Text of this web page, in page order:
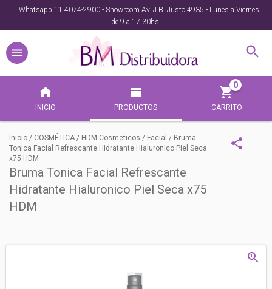
Whatsapp 11 4074-2900 - Showroom Av. J.B. Justo 4935 - Lunes a Viernes
de 9 a 17.30hs.
INICIO PRODUCTOS CARRITO
0
Inicio / COSMÉTICA / HDM Cosmeticos / Facial / Bruma
Tonica Facial Refrescante Hidratante Hialuronico Piel Seca
x75 HDM
Bruma Tonica Facial Refrescante
Hidratante Hialuronico Piel Seca x75
HDM